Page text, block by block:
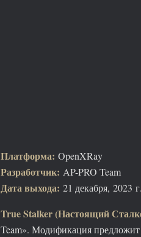
Платформа: OpenXRay
Разработчик: AP-PRO Team
Дата выхода: 21 декабря, 2023
True Stalker (Настоящий
Team». Модификация